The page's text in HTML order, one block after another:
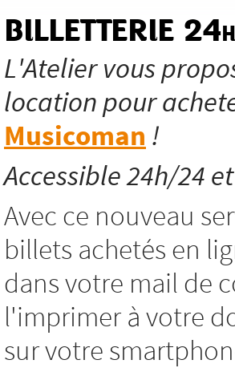
BILLETTERIE
L'Atelier vous
location pour
Musicoman !
Accessible 24h/24
Avec ce nouveau
billets achetés en
dans votre mail de
l'imprimer à votre
sur votre